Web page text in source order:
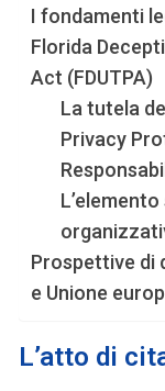
I fondamenti
Florida
Act (FDUTPA)
La tutela
Privacy
Prospettive di
e Unione
L’atto di